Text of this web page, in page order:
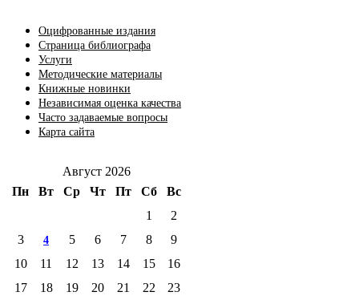
Оцифрованные издания
Страница библиографа
Услуги
Методические материалы
Книжные новинки
Независимая оценка качества
Часто задаваемые вопросы
Карта сайта
Август 2026
Пн
Вт Ср Чт Пт Сб
Вс
1
2
3
4 5 6 7 8
9
10
11 12 13 14 15
16
17
18 19 20 21 22
23